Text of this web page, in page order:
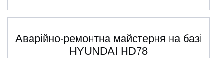
Аварійно-ремонтна майстерня на базі
HYUNDAI HD78